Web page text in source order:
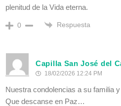
plenitud de la Vida eterna.
0 Respuesta
Capilla San José del
18/02/2026 12:24 PM
Nuestra condolencias a su familia
Que descanse en Paz…